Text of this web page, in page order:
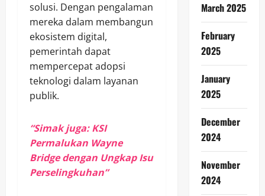
solusi. Dengan pengalaman
mereka dalam membangun
ekosistem digital,
pemerintah dapat
mempercepat adopsi
teknologi dalam layanan
publik.
“Simak juga: KSI
Permalukan Wayne
Bridge dengan Ungkap Isu
Perselingkuhan”
March 2025
February
2025
January
2025
December
2024
November
2024